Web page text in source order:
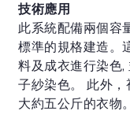
技術應用
此系統配備兩個容
標準的規格建造。
料及成衣進行染色
子紗染色。 此外
大約五公斤的衣物。